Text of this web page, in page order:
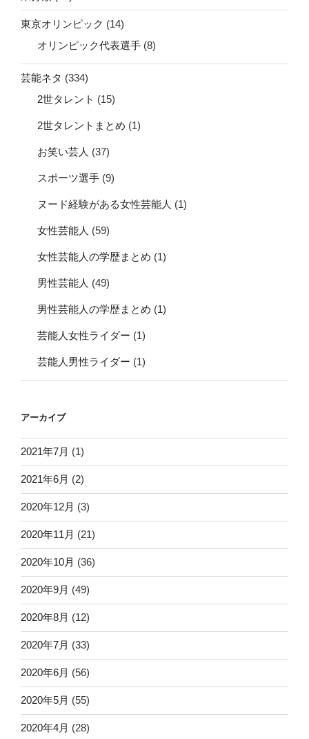
東京オリンピック (14)
オリンピック代表選手 (8)
芸能ネタ (334)
2世タレント (15)
2世タレントまとめ (1)
お笑い芸人 (37)
スポーツ選手 (9)
ヌード経験がある女性芸能人 (1)
女性芸能人 (59)
女性芸能人の学歴まとめ (1)
男性芸能人 (49)
男性芸能人の学歴まとめ (1)
芸能人女性ライダー (1)
芸能人男性ライダー (1)
アーカイブ
2021年7月 (1)
2021年6月 (2)
2020年12月 (3)
2020年11月 (21)
2020年10月 (36)
2020年9月 (49)
2020年8月 (12)
2020年7月 (33)
2020年6月 (56)
2020年5月 (55)
2020年4月 (28)